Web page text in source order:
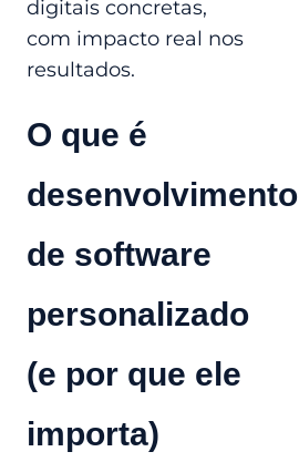
digitais concretas,
com impacto real nos
resultados.
O que é
desenvolvimento
de software
personalizado
(e por que ele
importa)